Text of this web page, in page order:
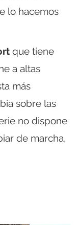
lo hacemos
que tiene
a altas
más
sobre las
no dispone
de marcha,